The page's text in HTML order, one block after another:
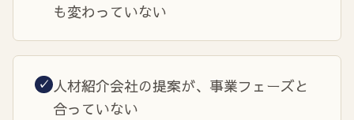
も変わっていない
✓ 人材紹介会社の提案が、事業フェーズと
合っていない